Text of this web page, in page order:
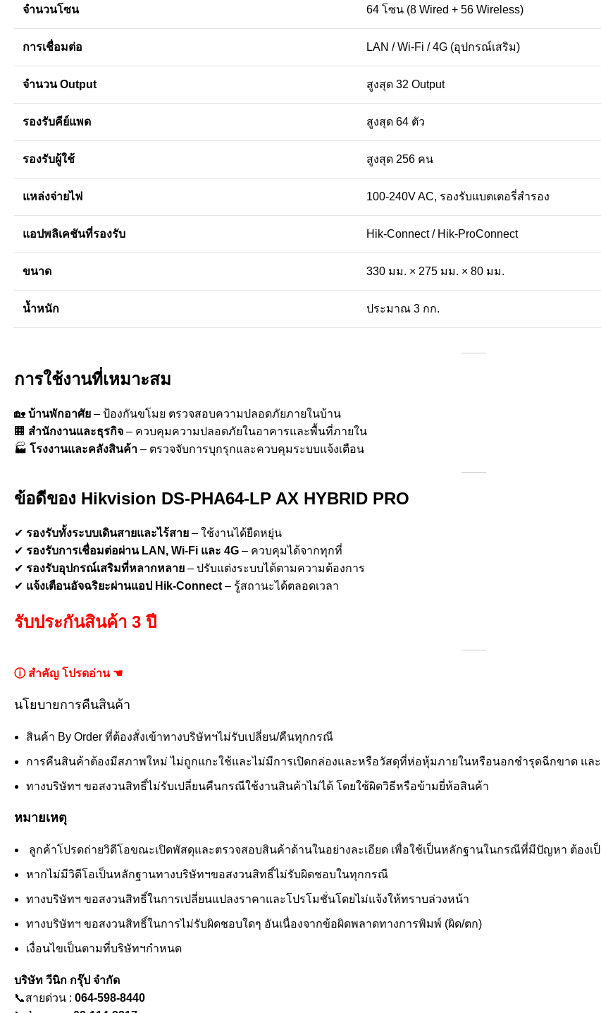
จำนวนโซน 64 โซน (8 Wired + 56 Wireless)
การเชื่อมต่อ LAN / Wi-Fi / 4G (อุปกรณ์เสริม)
จำนวน Output สูงสุด 32 Output
รองรับคีย์แพด สูงสุด 64 ตัว
รองรับผู้ใช้ สูงสุด 256 คน
แหล่งจ่ายไฟ 100-240V AC, รองรับแบตเตอรี่สำรอง
แอปพลิเคชันที่รองรับ Hik-Connect / Hik-ProConnect
ขนาด 330 มม. × 275 มม. × 80 มม.
น้ำหนัก ประมาณ 3 กก.
การใช้งานที่เหมาะสม
🏡 บ้านพักอาศัย – ป้องกันขโมย ตรวจสอบความปลอดภัยภายในบ้าน
🏢 สำนักงานและธุรกิจ – ควบคุมความปลอดภัยในอาคารและพื้นที่ภายใน
🏭 โรงงานและคลังสินค้า – ตรวจจับการบุกรุกและควบคุมระบบแจ้งเตือน
ข้อดีของ Hikvision DS-PHA64-LP AX HYBRID PRO
✔ รองรับทั้งระบบเดินสายและไร้สาย – ใช้งานได้ยืดหยุ่น
✔ รองรับการเชื่อมต่อผ่าน LAN, Wi-Fi และ 4G – ควบคุมได้จากทุกที่
✔ รองรับอุปกรณ์เสริมที่หลากหลาย – ปรับแต่งระบบได้ตามความต้องการ
✔ แจ้งเตือนอัจฉริยะผ่านแอป Hik-Connect – รู้สถานะได้ตลอดเวลา
รับประกันสินค้า 3 ปี
ⓘ สำคัญ โปรดอ่าน ☚
นโยบายการคืนสินค้า
สินค้า By Order ที่ต้องสั่งเข้าทางบริษัทฯไม่รับเปลี่ยน/คืนทุกกรณี
การคืนสินค้าต้องมีสภาพใหม่ ไม่ถูกแกะใช้และไม่มีการเปิดกล่องและหรือวัสดุที่ห่อหุ้มภายในหรือนอกชำรุดฉีกขาด แ
ทางบริษัทฯ ขอสงวนสิทธิ์ไม่รับเปลี่ยนคืนกรณีใช้งานสินค้าไม่ได้ โดยใช้ผิดวิธีหรือข้ามยี่ห้อสินค้า
หมายเหตุ
ลูกค้าโปรดถ่ายวิดีโอขณะเปิดพัสดุและตรวจสอบสินค้าด้านในอย่างละเอียด เพื่อใช้เป็นหลักฐานในกรณีที่มีปัญหา ต้องเ
หากไม่มีวิดีโอเป็นหลักฐานทางบริษัทฯขอสงวนสิทธิ์ไม่รับผิดชอบในทุกกรณี
ทางบริษัทฯ ขอสงวนสิทธิ์ในการเปลี่ยนแปลงราคาและโปรโมชั่นโดยไม่แจ้งให้ทราบล่วงหน้า
ทางบริษัทฯ ขอสงวนสิทธิ์ในการไม่รับผิดชอบใดๆ อันเนื่องจากข้อผิดพลาดทางการพิมพ์ (ผิด/ตก)
เงื่อนไขเป็นตามที่บริษัทฯกำหนด
บริษัท วีนิก กรุ๊ป จำกัด
📞สายด่วน : 064-598-8440